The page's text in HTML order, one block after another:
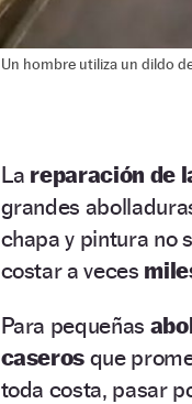
Un hombre utiliza un dildo
La reparación de
grandes
chapa y pintura no
costar a veces
Para pequeñas
caseros que
toda costa, pasar